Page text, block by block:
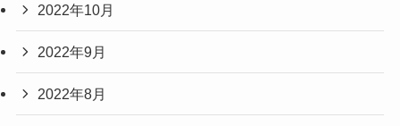
2022年10月
2022年9月
2022年8月